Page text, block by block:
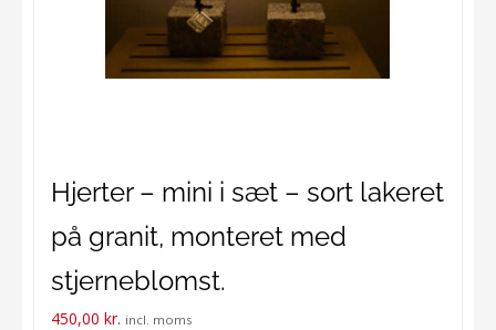
Hjerter – mini i sæt – sort lakeret
på granit, monteret med
stjerneblomst.
450,00 kr. incl. moms